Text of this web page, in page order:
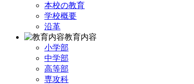
本校の教育
学校概要
沿革
教育内容
小学部
中学部
高等部
専攻科